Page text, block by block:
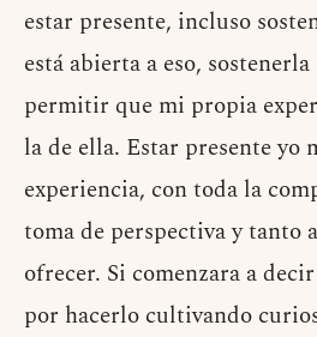
estar presente, incluso
está abierta a eso,
permitir que mi propia
la de ella. Estar presente yo
experiencia, con toda la
toma de perspectiva y tanto
ofrecer. Si comenzara a
por hacerlo cultivando